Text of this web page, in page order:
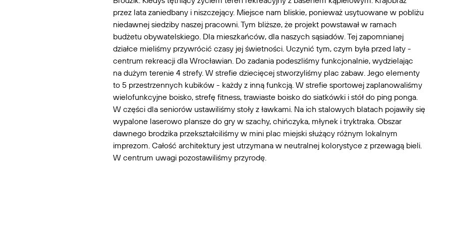
przez lata zaniedbany i niszczejący. Miejsce nam bliskie, ponieważ usytuowane w pobliżu
niedawnej siedziby naszej pracowni. Tym bliższe, że projekt powstawał w ramach
budżetu obywatelskiego. Dla mieszkańców, dla naszych sąsiadów. Tej zapomnianej
działce mieliśmy przywrócić czasy jej świetności. Uczynić tym, czym była przed laty -
centrum rekreacji dla Wrocławian. Do zadania podeszliśmy funkcjonalnie, wydzielając
na dużym terenie 4 strefy. W strefie dziecięcej stworzyliśmy plac zabaw. Jego elementy
to 5 przestrzennych kubików - każdy z inną funkcją. W strefie sportowej zaplanowaliśmy
wielofunkcyjne boisko, strefę fitness, trawiaste boisko do siatkówki i stół do ping ponga.
W części dla seniorów ustawiliśmy stoły z ławkami. Na ich stalowych blatach pojawiły się
wypalone laserowo plansze do gry w szachy, chińczyka, młynek i tryktraka. Obszar
dawnego brodzika przekształciliśmy w mini plac miejski służący różnym lokalnym
imprezom. Całość architektury jest utrzymana w neutralnej kolorystyce z przewagą bieli.
W centrum uwagi pozostawiliśmy przyrodę.